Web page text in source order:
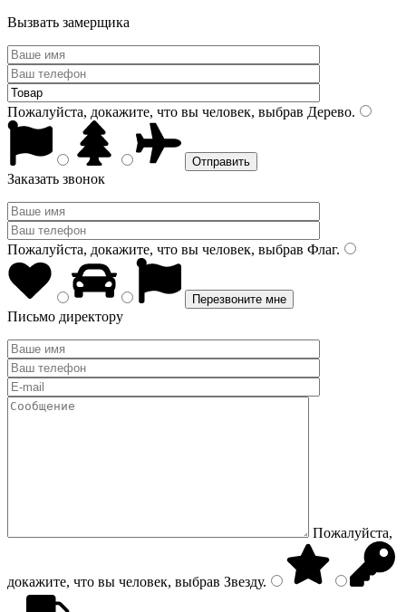
Вызвать замерщика
Пожалуйста, докажите, что вы человек, выбрав Дерево.
Заказать звонок
Пожалуйста, докажите, что вы человек, выбрав Флаг.
Письмо директору
Пожалуйста,
докажите, что вы человек, выбрав Звезду.